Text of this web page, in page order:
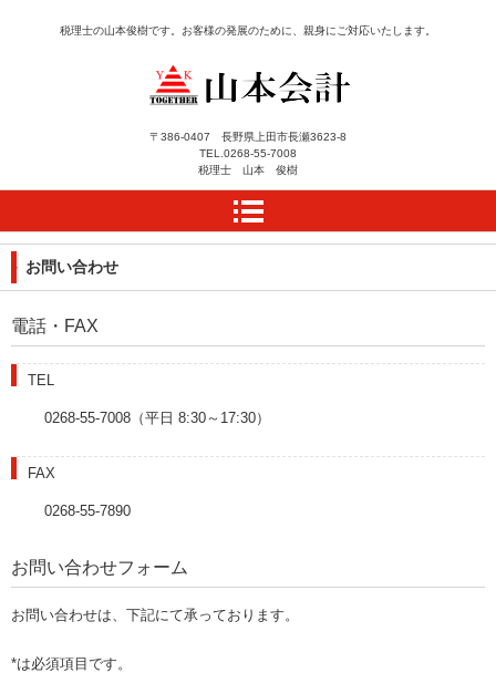
長野県上田市にある税理
士事務所 山本会計によ
うこそ
税理士の山本俊樹です。お客様の発展のために、親身にご対応いたします。
〒386-0407 長野県上田市長瀬3623-8
TEL. 0268-55-7008
税理士 山本 俊樹
お問い合わせ
電話・FAX
TEL
0268-55-7008（平日 8:30～17:30）
FAX
0268-55-7890
お問い合わせフォーム
お問い合わせは、下記にて承っております。
*は必須項目です。